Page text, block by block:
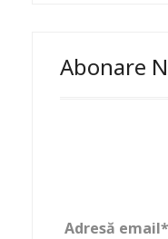
Abonare
Adresă email*